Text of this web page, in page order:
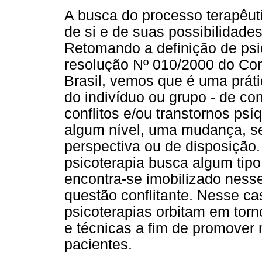
A busca do processo
de si e de suas
Retomando a definição de
resolução Nº 010/2000 do
Brasil, vemos que é uma
do indivíduo ou grupo - de
conflitos e/ou transtornos
algum nível, uma mudança,
perspectiva ou de
psicoterapia busca algum
encontra-se imobilizado
questão conflitante. Nesse
psicoterapias orbitam em
e técnicas a fim de
pacientes.